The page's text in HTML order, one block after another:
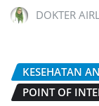
DOKTER
KESEHATAN
POINT OF